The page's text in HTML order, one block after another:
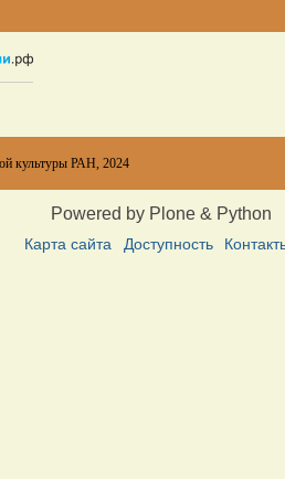
культуры РАН, 2024
Powered by Plone & Python
Карта сайта Доступность